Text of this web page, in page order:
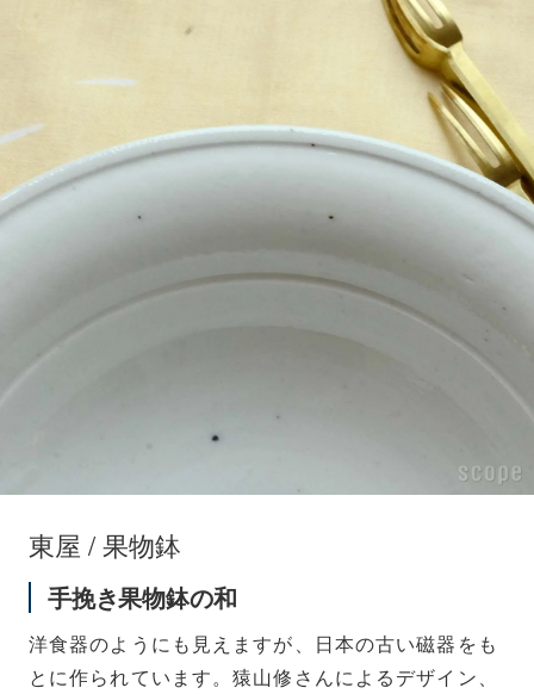
東屋 / 果物鉢
手挽き果物鉢の和
洋食器のようにも見えますが、日本の古い磁器をも
とに作られています。猿山修さんによるデザイン、